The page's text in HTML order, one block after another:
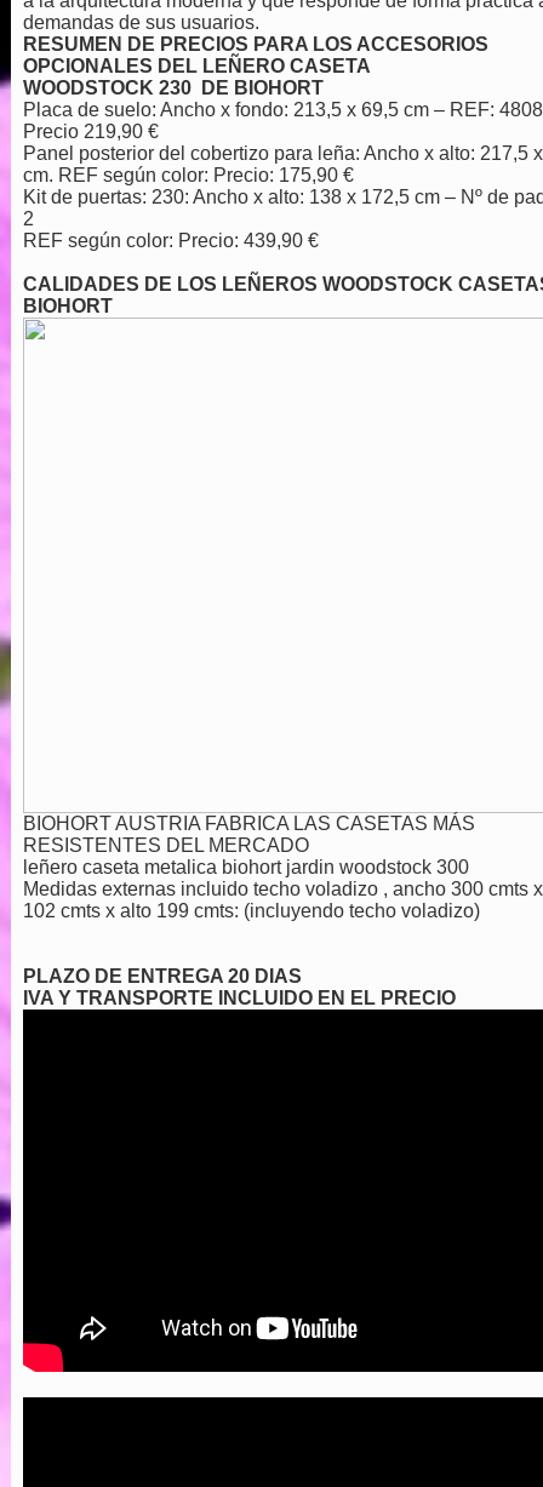
demandas de sus usuarios.
RESUMEN DE PRECIOS PARA LOS ACCESORIOS
OPCIONALES DEL LEÑERO CASETA
WOODSTOCK 230 DE BIOHORT
Placa de suelo: Ancho x fondo: 213,5 x 69,5 cm – REF:
Precio 219,90 €
Panel posterior del cobertizo para leña: Ancho x alto: 217,5
cm. REF según color: Precio: 175,90 €
Kit de puertas: 230: Ancho x alto: 138 x 172,5 cm – Nº de
2
REF según color: Precio: 439,90 €
CALIDADES DE LOS LEÑEROS WOODSTOCK
BIOHORT
BIOHORT AUSTRIA FABRICA LAS CASETAS MÁS
RESISTENTES DEL MERCADO
leñero caseta metalica biohort jardin woodstock 300
Medidas externas incluido techo voladizo , ancho 300 cmts
102 cmts x alto 199 cmts: (incluyendo techo voladizo)
PLAZO DE ENTREGA 20 DIAS
IVA Y TRANSPORTE INCLUIDO EN EL PRECIO